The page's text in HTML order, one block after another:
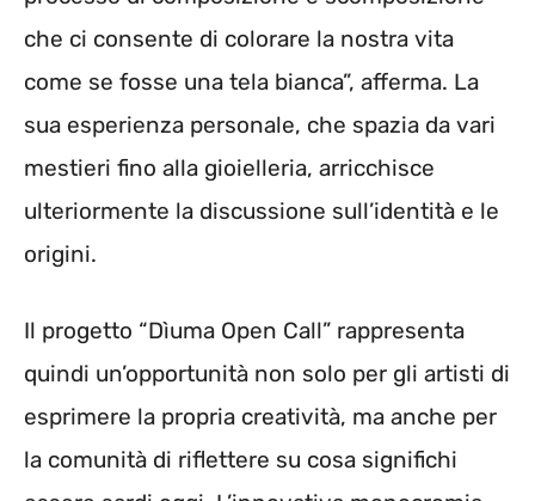
che ci consente di colorare la nostra vita
come se fosse una tela bianca”, afferma. La
sua esperienza personale, che spazia da vari
mestieri fino alla gioielleria, arricchisce
ulteriormente la discussione sull’identità e le
origini.
Il progetto “Dìuma Open Call” rappresenta
quindi un’opportunità non solo per gli artisti di
esprimere la propria creatività, ma anche per
la comunità di riflettere su cosa significhi